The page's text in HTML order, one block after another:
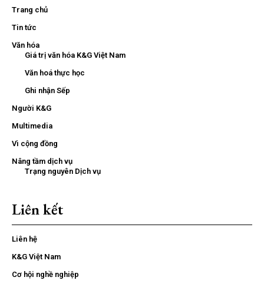
Trang chủ
Tin tức
Văn hóa
Giá trị văn hóa K&G Việt Nam
Văn hoá thực học
Ghi nhận Sếp
Người K&G
Multimedia
Vì cộng đồng
Nâng tầm dịch vụ
Trạng nguyên Dịch vụ
Liên kết
Liên hệ
K&G Việt Nam
Cơ hội nghề nghiệp